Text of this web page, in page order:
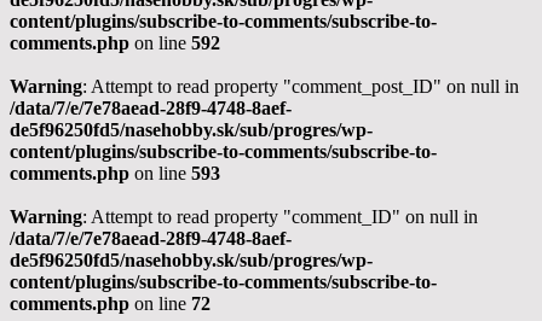
content/plugins/subscribe-to-comments/subscribe-to-
comments.php on line 592
Warning: Attempt to read property "comment_post_ID" on null in
/data/7/e/7e78aead-28f9-4748-8aef-
de5f96250fd5/nasehobby.sk/sub/progres/wp-
content/plugins/subscribe-to-comments/subscribe-to-
comments.php on line 593
Warning: Attempt to read property "comment_ID" on null in
/data/7/e/7e78aead-28f9-4748-8aef-
de5f96250fd5/nasehobby.sk/sub/progres/wp-
content/plugins/subscribe-to-comments/subscribe-to-
comments.php on line 72